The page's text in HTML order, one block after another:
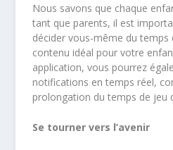
Nous savons que chaque
tant que parents, il est
décider vous-même du temps
contenu idéal pour votre
application, vous pourrez
notifications en temps réel,
prolongation du temps de jeu
Se tourner vers l’avenir